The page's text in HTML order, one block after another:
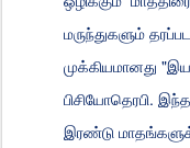
மருந்துகளும்
முக்கியமானது "
பிசியோதெரபி. இந்த
இரண்டு